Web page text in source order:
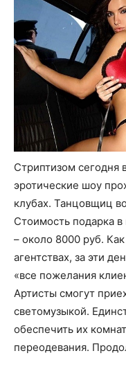
Стриптизом сегодня
эротические шоу
клубах. Танцовщиц
Стоимость подарка
– около 8000 руб.
агентствах, за эти
«все пожелания
Артисты смогут
светомузыкой.
обеспечить их
переодевания.